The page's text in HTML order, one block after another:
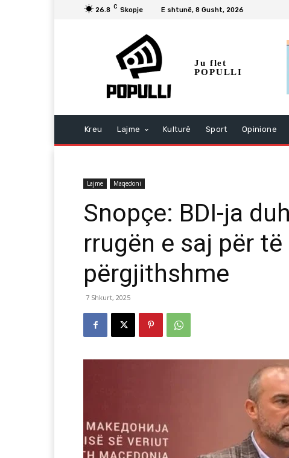
26.8 C Skopje E shtunë, 8 Gusht, 2026
Ju flet
POPULLI
Kreu Lajme Kulturë Sport Opinione
Lajme Maqedoni
Snopçe: BDI-ja
rrugën e saj për
përgjithshme
7 Shkurt, 2025